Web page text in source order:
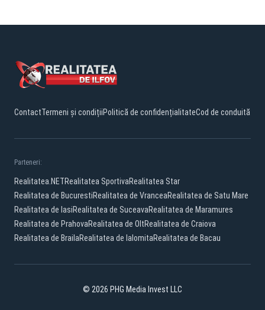
ContactTermeni și condițiiPolitică de confidențialitateCod de conduită
Parteneri:
Realitatea.NETRealitatea SportivaRealitatea Star
Realitatea de BucurestiRealitatea de VranceaRealitatea de Satu Mare
Realitatea de IasiRealitatea de SuceavaRealitatea de Maramures
Realitatea de PrahovaRealitatea de OltRealitatea de Craiova
Realitatea de BrailaRealitatea de IalomitaRealitatea de Bacau
© 2026 PHG Media Invest LLC